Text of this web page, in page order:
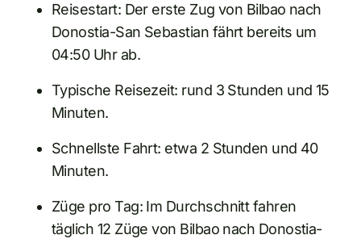
Reisestart: Der erste Zug von Bilbao nach
Donostia-San Sebastian fährt bereits um
04:50 Uhr ab.
Typische Reisezeit: rund 3 Stunden und 15
Minuten.
Schnellste Fahrt: etwa 2 Stunden und 40
Minuten.
Züge pro Tag: Im Durchschnitt fahren
täglich 12 Züge von Bilbao nach Donostia-